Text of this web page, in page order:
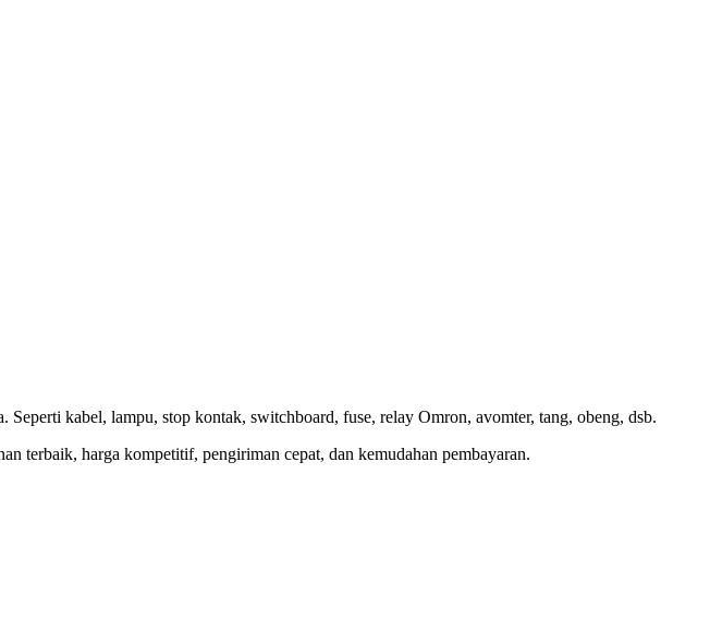
kabel, lampu, stop kontak, switchboard, fuse, relay Omron, avomter, tang, obeng, dsb.
terbaik, harga kompetitif, pengiriman cepat, dan kemudahan pembayaran.